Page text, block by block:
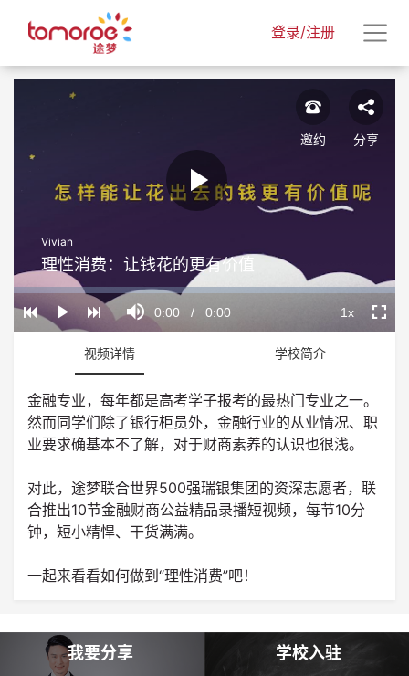
登录/注册
Play
Video
Play
Current
0:00 / Duration
0:00
Loaded:
0%
Progress:
0%
Playback
Rate
1x
Vivian
理性消费：让钱花的更有价值
邀约 分享
视频详情 学校简介
金融专业，每年都是高考学子报考的最热门专业之一。
然而同学们除了银行柜员外，金融行业的从业情况、职
业要求确基本不了解，对于财商素养的认识也很浅。
对此，途梦联合世界500强瑞银集团的资深志愿者，联
合推出10节金融财商公益精品录播短视频，每节10分
钟，短小精悍、干货满满。
一起来看看如何做到“理性消费”吧！
我要分享 学校入驻